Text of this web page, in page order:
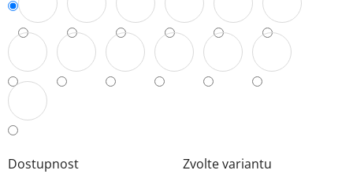
Dostupnost Zvolte variantu